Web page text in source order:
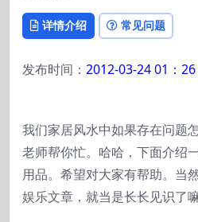
详情介绍 常见问题
发布时间： 2012-03-24 01：
我们家居风水中如果存在问题
老师帮你忙。哈哈，下面介绍
用品。希望对大家有帮助。当
娱乐文章，就当是长长见识了嘛